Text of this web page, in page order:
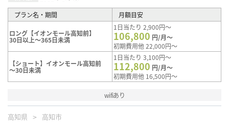
プラン名・期間 月額目安
ロング【イオンモール高知前】
30日以上～365日未満
1日当たり 2,900円～
106,800 円/月～
初期費用他 22,000円～
【ショート】イオンモール高知前
～30日未満
1日当たり 3,100円～
112,800 円/月～
初期費用他 16,500円～
wifiあり
高知県 高知市